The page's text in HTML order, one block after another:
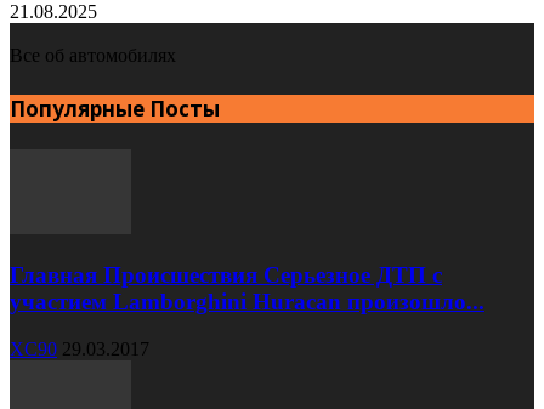
21.08.2025
Все об автомобилях
Популярные Посты
Главная Происшествия Серьезное ДТП с
участием Lamborghini Huracan произошло...
XC90 29.03.2017